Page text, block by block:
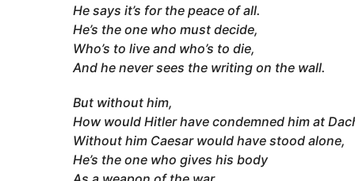
He says it’s for the peace of all.
He’s the one who must decide,
Who’s to live and who’s to die,
And he never sees the writing on the wall.
But without him,
How would Hitler have condemned him at
Without him Caesar would have stood alone,
He’s the one who gives his body